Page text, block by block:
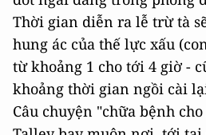
Thời gian diễn ra lễ trừ tà
hung ác của thế lực xấu
từ khoảng 1 cho tới 4 giờ -
khoảng thời gian ngồi cài
Câu chuyện "chữa bệnh